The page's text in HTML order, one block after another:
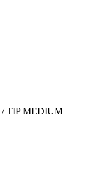
/TIP MEDIUM